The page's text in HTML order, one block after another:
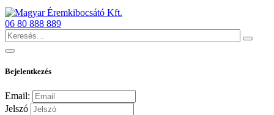
06 80 888 889
Bejelentkezés
Email:
Jelszó